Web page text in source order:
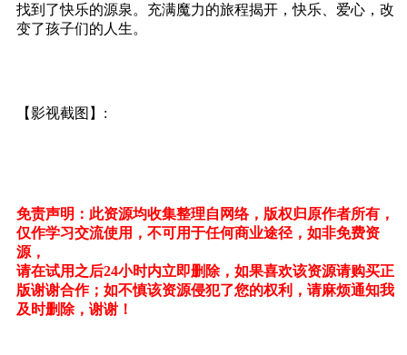
找到了快乐的源泉。充满魔力的旅程揭开，快乐、爱心，改
变了孩子们的人生。
【影视截图】:
免责声明：此资源均收集整理自网络，版权归原作者所有，
仅作学习交流使用，不可用于任何商业途径，如非免费资
源，
请在试用之后24小时内立即删除，如果喜欢该资源请购买正
版谢谢合作；如不慎该资源侵犯了您的权利，请麻烦通知我
及时删除，谢谢！